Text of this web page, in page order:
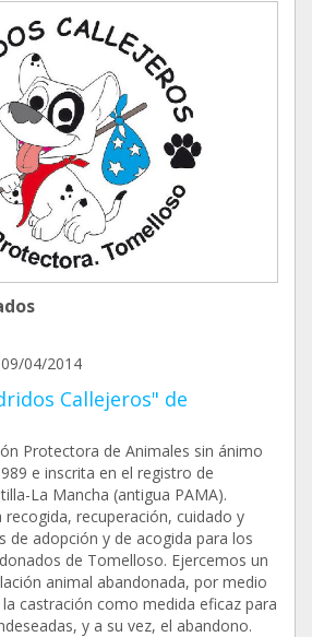
09/04/2014
Callejeros" de
Protectora de Animales sin ánimo
e inscrita en el registro de
La Mancha (antigua PAMA).
recuperación, cuidado y
de adopción y de acogida para los
de Tomelloso. Ejercemos un
animal abandonada, por medio
castración como medida eficaz para
y a su vez, el abandono.